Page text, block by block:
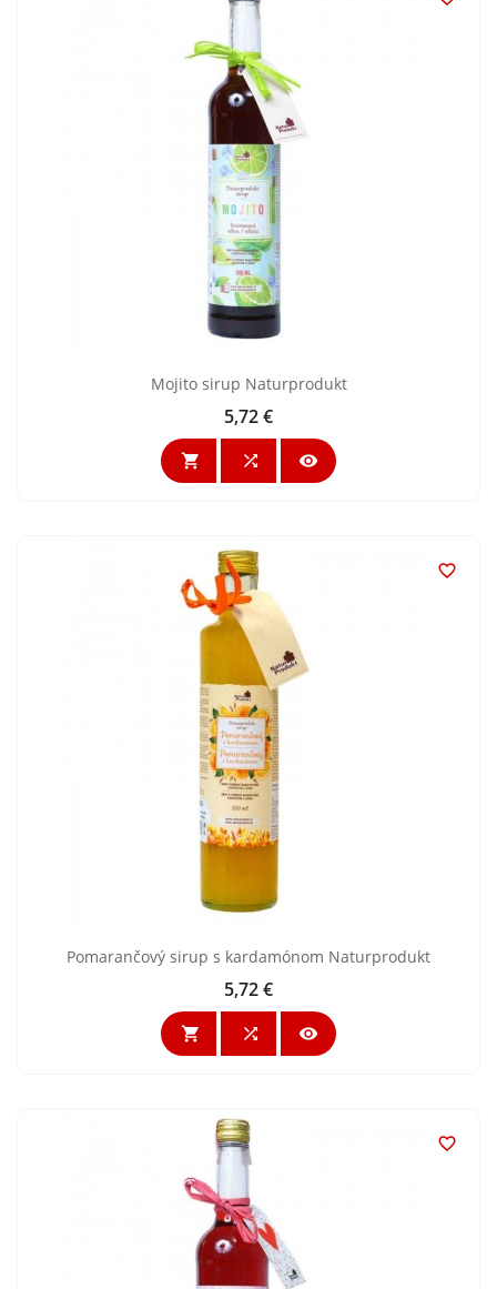
Mojito sirup Naturprodukt
Cena
5,72 €
  

Pomarančový sirup s kardamónom Naturprodukt
Cena
5,72 €
  
